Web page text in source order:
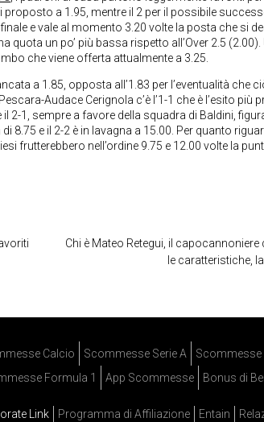
a 1.95, mentre il 2 per il possibile
e vale al momento 3.20 volte la posta che si
quota un po’ più bassa rispetto all’Over 2.5
che viene offerta attualmente a 3.25.
a 1.85, opposta all’1.83 per l’eventualità che
Audace Cerignola c’è l’1-1 che è l’esito più
il 2-1, sempre a favore della squadra di Baldini,
8.75 e il 2-2 è in lavagna a 15.00. Per quanto
frutterebbero nell’ordine 9.75 e 12.00 volte la
Chi è Mateo Retegui, il capocannoniere
le caratteristiche,
Calcio Scommesse Serie A Scommesse
Formula 1
App Scommesse Bonus di
Link Programma di Affiliazione Entain